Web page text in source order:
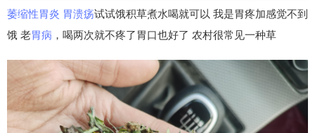
萎缩性胃炎 胃溃疡试试饿积草煮水喝就可以 我是胃疼加感觉不到
饿 老胃病 ，喝两次就不疼了胃口也好了 农村很常见一种草